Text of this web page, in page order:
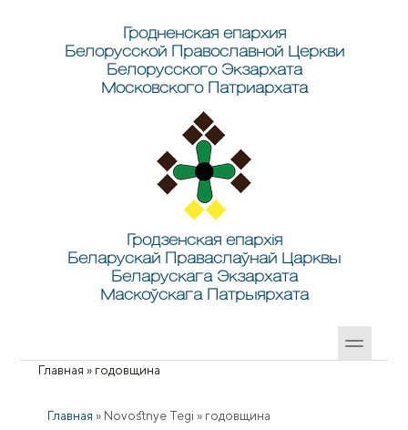
Гродненская епархия
Белорусской Православной Церкви
Белорусского Экзархата
Московского Патриархата
Гродзенская епархія
Беларускай Праваслаўнай Царквы
Беларускага Экзархата
Маскоўскага Патрыярхата
Вы здесь
Главная » годовщина
Главная » Novostnye Tegi » годовщина